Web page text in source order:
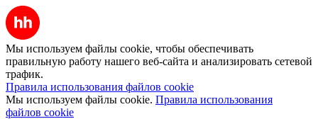
Мы используем файлы cookie, чтобы обеспечивать
правильную работу нашего веб-сайта и анализировать сетевой
трафик.
Правила использования файлов cookie
Мы используем файлы cookie. Правила использования
файлов cookie